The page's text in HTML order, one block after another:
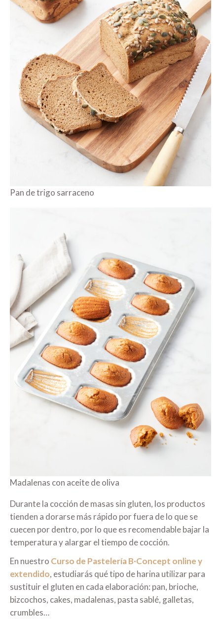
Pan de trigo sarraceno
Madalenas con aceite de oliva
Durante la cocción de masas sin gluten, los productos
tienden a dorarse más rápido por fuera de lo que se
cuecen por dentro, por lo que es recomendable bajar la
temperatura y alargar el tiempo de cocción.
En nuestro Curso de Pastelería B·Concept online y
extendido, estudiarás qué tipo de harina utilizar para
sustituir el gluten en cada elaboración: pan, brioche,
bizcochos, cakes, madalenas, pasta sablé, galletas,
crumbles…